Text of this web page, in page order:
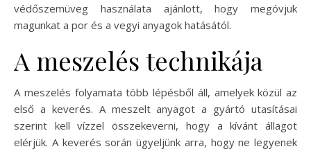
védőszemüveg használata ajánlott, hogy megóvjuk
magunkat a por és a vegyi anyagok hatásától.
A meszelés technikája
A meszelés folyamata több lépésből áll, amelyek közül az
első a keverés. A meszelt anyagot a gyártó utasításai
szerint kell vízzel összekeverni, hogy a kívánt állagot
elérjük. A keverés során ügyeljünk arra, hogy ne legyenek